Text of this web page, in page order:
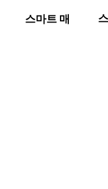
스마트 매장